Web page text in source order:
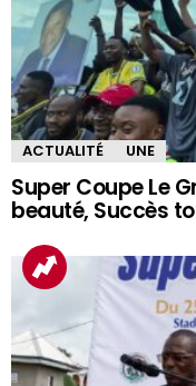
ACTUALITÉ UNE
Super Coupe Le
beauté, Succès